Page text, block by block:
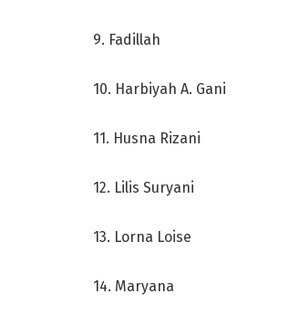
9. Fadillah
10. Harbiyah A. Gani
11. Husna Rizani
12. Lilis Suryani
13. Lorna Loise
14. Maryana